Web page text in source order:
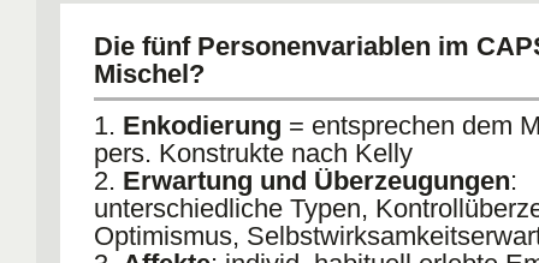
Die fünf Personenvariablen im
Mischel?
1. Enkodierung = entsprechen dem
pers. Konstrukte nach Kelly
2. Erwartung und Überzeugungen:
unterschiedliche Typen,
Optimismus,